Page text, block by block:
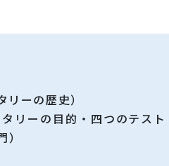
ーの歴史）
リーの目的・四つのテス